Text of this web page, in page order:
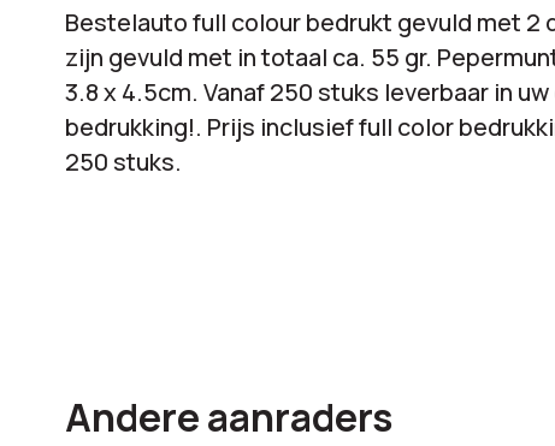
Bestelauto full colour bedrukt gevuld met 2
zijn gevuld met in totaal ca. 55 gr.
3.8 x 4.5cm. Vanaf 250 stuks leverbaar in
bedrukking!. Prijs inclusief full color
250 stuks.
Andere aanraders